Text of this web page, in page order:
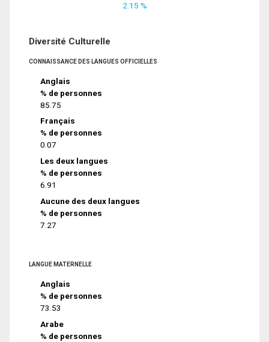
2.15 %
Diversité Culturelle
CONNAISSANCE DES LANGUES OFFICIELLES
Anglais
% de personnes
85.75
Français
% de personnes
0.07
Les deux langues
% de personnes
6.91
Aucune des deux langues
% de personnes
7.27
LANGUE MATERNELLE
Anglais
% de personnes
73.53
Arabe
% de personnes